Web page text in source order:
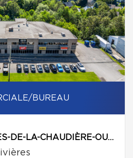
BUREAU
LÉVIS (LES CHUTES-DE-LA-CHAUDIÈRE-OUEST)